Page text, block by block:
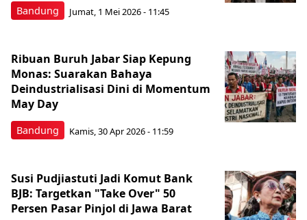
Bandung Jumat, 1 Mei 2026 - 11:45
Bandung
Ribuan Buruh Jabar Siap Kepung
Monas: Suarakan Bahaya
Deindustrialisasi Dini di Momentum
May Day
Kamis, 30 Apr 2026 - 11:59
Susi Pudjiastuti Jadi Komut Bank
BJB: Targetkan "Take Over" 50
Persen Pasar Pinjol di Jawa Barat